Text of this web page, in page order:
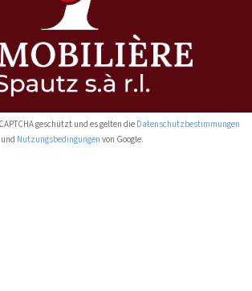
geschützt und es gelten die Datenschutzbestimmungen
und Nutzungsbedingungen von Google.